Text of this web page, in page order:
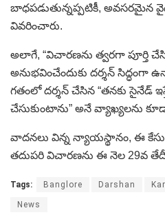
బాధపడుతున్నప్పటికీ, అవసరమైన
వివరించారు.
అలాగే, “విచారణను త్వరగా పూర్తి చేసి,
అనుభవించేందుకు దర్శన్ సిద్ధంగా
గతంలో దర్శన్ చేసిన “తనకు సైనేడ్
చేసుకుంటాను” అనే వ్యాఖ్యలను కూడా
వాదనలు విన్న న్యాయస్థానం, ఈ
తదుపరి విచారణను ఈ నెల 29వ
Tags: Banglore Darshan
News